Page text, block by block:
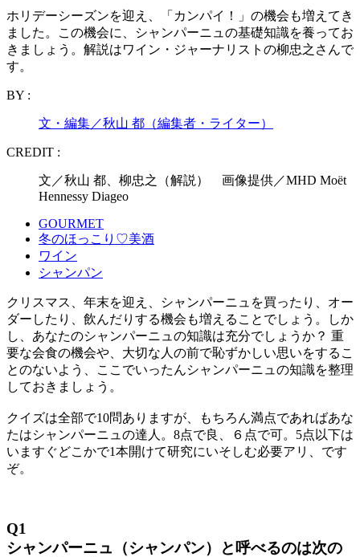
ホリデーシーズンを迎え、「カンパイ！」の機会も増えてき
ました。この機会に、シャンパーニュの基礎知識を養ってお
きましょう。解説はワイン・ジャーナリストの柳忠之さんで
す。
BY :
文・編集／秋山 都（編集者・ライター）
CREDIT :
文／秋山 都、柳忠之（解説） 画像提供／MHD Moët
Hennessy Diageo
GOURMET
冬のほっこり♡美酒
ワイン
シャンパン
クリスマス、年末を迎え、シャンパーニュを買ったり、オー
ダーしたり、飲んだりする機会も増えることでしょう。しか
し、あなたのシャンパーニュの知識は充分でしょうか？ 重
要な会食の機会や、大切な人の前で恥ずかしい思いをするこ
とのないよう、ここでいったんシャンパーニュの知識を整理
しておきましょう。
クイズは全部で10問ありますが、もちろん満点であればあな
たはシャンパーニュの達人。8点で良、６点で可。5点以下は
いますぐどこかで1本開けて研究にいそしむ必要アリ、です
ぞ。
Q1
シャンパーニュ（シャンパン）と呼べるのは次の